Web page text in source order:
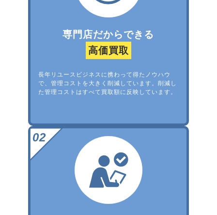
専門店だからできる
高価買取
長年リユースビジネスに携わって得たノウハウ
で、管理コストを大きく削減しています。削減し
た管理コストはすべて買取額に反映しています。